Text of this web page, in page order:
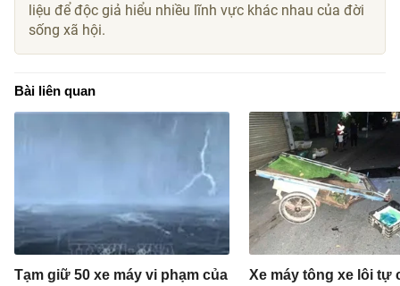
liệu để độc giả hiểu nhiều lĩnh vực khác nhau của đời
sống xã hội.
Bài liên quan
Tạm giữ 50 xe máy vi phạm của
Xe máy tông xe lôi tự